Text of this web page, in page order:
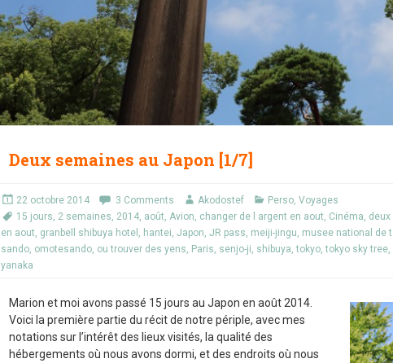
Deux semaines au Japon [1/7]
22 octobre 2014 3 Comments Akodostef Perso Voyages
15 jours 2 semaines 2014 août Avion changer de l argent en aout Cinéma
en aout granbell shibuya hotel hantei Japon JR pass meiji-jingu musee national de
sando omotesando ou trouver des yens Paris senjo-ji shibuya ,tokyo ,tokyo sky tree
yanaka
Marion et moi avons passé 15 jours au Japon en août 2014.
Voici la première partie du récit de notre périple, avec mes
notations sur l’intérêt des lieux visités, la qualité des
hébergements où nous avons dormi, et des endroits où nous